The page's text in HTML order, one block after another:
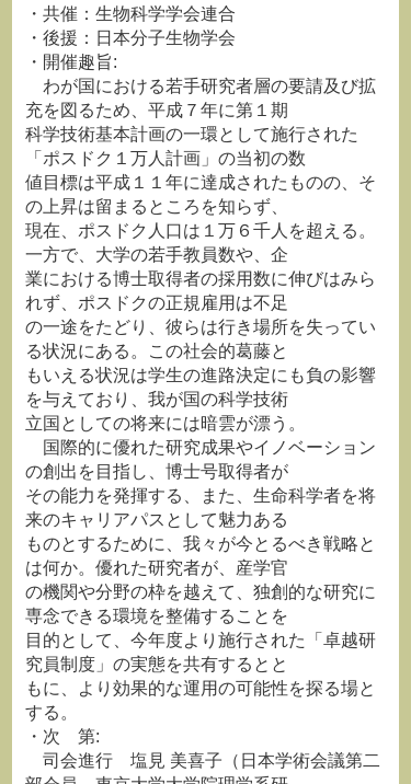
・共催：生物科学学会連合
・後援：日本分子生物学会
・開催趣旨:
わが国における若手研究者層の要請及び拡
充を図るため、平成７年に第１期
科学技術基本計画の一環として施行された
「ポスドク１万人計画」の当初の数
値目標は平成１１年に達成されたものの、そ
の上昇は留まるところを知らず、
現在、ポスドク人口は１万６千人を超える。
一方で、大学の若手教員数や、企
業における博士取得者の採用数に伸びはみら
れず、ポスドクの正規雇用は不足
の一途をたどり、彼らは行き場所を失ってい
る状況にある。この社会的葛藤と
もいえる状況は学生の進路決定にも負の影響
を与えており、我が国の科学技術
立国としての将来には暗雲が漂う。
国際的に優れた研究成果やイノベーション
の創出を目指し、博士号取得者が
その能力を発揮する、また、生命科学者を将
来のキャリアパスとして魅力ある
ものとするために、我々が今とるべき戦略と
は何か。優れた研究者が、産学官
の機関や分野の枠を越えて、独創的な研究に
専念できる環境を整備することを
目的として、今年度より施行された「卓越研
究員制度」の実態を共有するとと
もに、より効果的な運用の可能性を探る場と
する。
・次 第:
司会進行 塩見 美喜子（日本学術会議第二